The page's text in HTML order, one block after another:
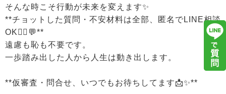
そんな時こそ行動が未来を変えます✨
**チョットした質問・不安材料は全部、匿名でLINE相談
OK🙆‍♂️💬**
遠慮も恥も不要です。
一歩踏み出した人から人生は動き出します。
**仮審査・問合せ、いつでもお待ちしてます📩✨**